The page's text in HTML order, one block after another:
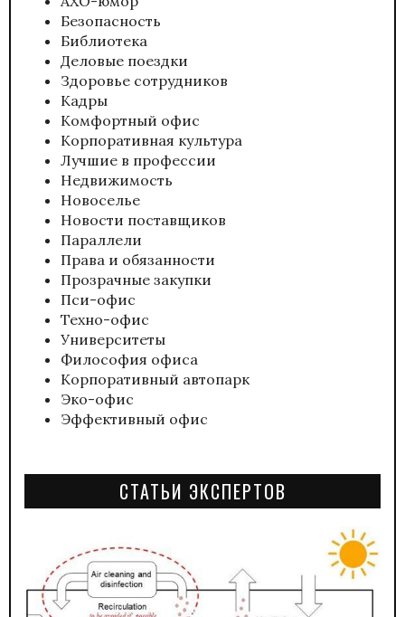
Безопасность
Библиотека
Деловые поездки
Здоровье сотрудников
Кадры
Комфортный офис
Корпоративная культура
Лучшие в профессии
Недвижимость
Новоселье
Новости поставщиков
Параллели
Права и обязанности
Прозрачные закупки
Пси-офис
Техно-офис
Университеты
Философия офиса
Корпоративный автопарк
Эко-офис
Эффективный офис
СТАТЬИ ЭКСПЕРТОВ